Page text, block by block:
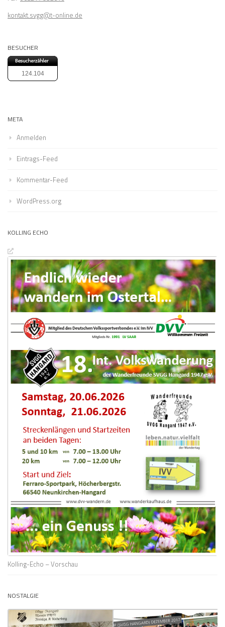
kontakt.svgg@t-online.de
BESUCHER
124.104
META
Anmelden
Eintrags-Feed
Kommentar-Feed
WordPress.org
KOLLING ECHO
Kolling-Echo – Vorschau
NOSTALGIE